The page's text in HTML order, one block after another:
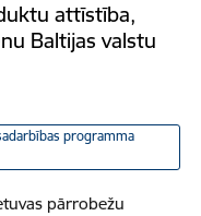
attīstība,
Baltijas valstu
programma
pārrobežu